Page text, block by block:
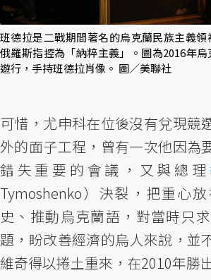
班德拉是二戰期間著名的烏克蘭民族主義
俄羅斯指控為「納粹主義」。圖為2016年
遊行，手持班德拉肖像。 圖／美聯社
可惜，尤申科在位後沒有兌現競
外的面子工程，曾有一次他因為
錯失重要的會議，又與總理
Tymoshenko）決裂，把重心
史、推動烏克蘭語，對當時只
題，盼改善經濟的烏人來說，並
維奇得以捲土重來，在2010年勝